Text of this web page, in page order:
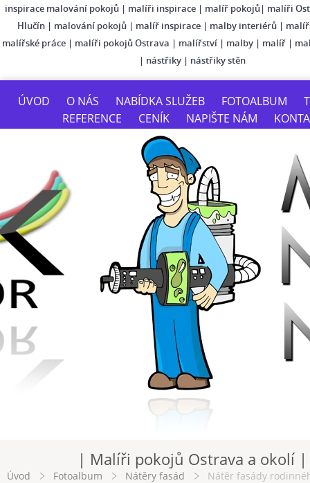
inspirace malování pokojů | malíři inspirace | malíř pokojů| malíři
Hlučín| malování pokojů| malíř inspirace| malby interiérů|
malířské práce | malíři pokojů Ostrava | malířství | malby | malíř |
| nástřiky | nástřiky stěn
ÚVOD O NÁS NABÍDKA SLUŽEB FOTOALBUM
REFERENCE
CENÍK NAPIŠTE NÁM
| Malíři pokojů Ostrava a okolí |
Úvod Fotoalbum Nátěry fasád Nátěr fasády